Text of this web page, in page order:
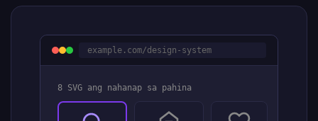
example.com/design-system
8 SVG ang nahanap sa pahina